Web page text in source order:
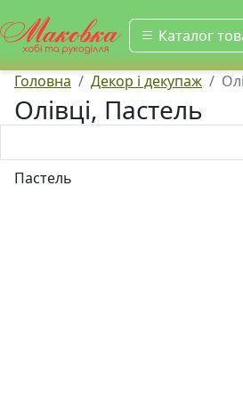
Каталог
шукати
Головна Декор і декупаж
Олівці, Пастель
Пастель